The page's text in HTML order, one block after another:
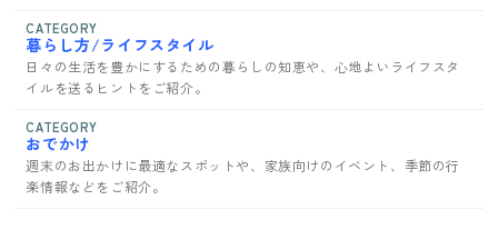
CATEGORY
暮らし方/ライフスタイル
日々の生活を豊かにするための暮らしの知恵や、心地よいライフスタ
イルを送るヒントをご紹介。
CATEGORY
おでかけ
週末のお出かけに最適なスポットや、家族向けのイベント、季節の行
楽情報などをご紹介。